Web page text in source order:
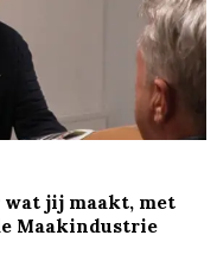
wat jij maakt, met
Maakindustrie